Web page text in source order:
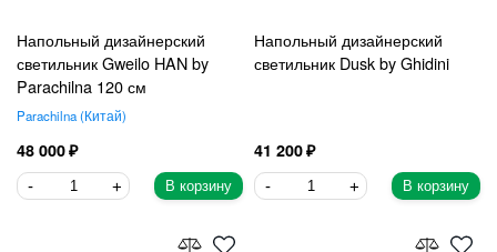
Напольный дизайнерский
светильник Gweilo HAN by
Parachilna 120 см
Parachilna Китай
48 000
В корзину
Напольный дизайнерский
светильник Dusk by Ghidini
41 200
В корзину